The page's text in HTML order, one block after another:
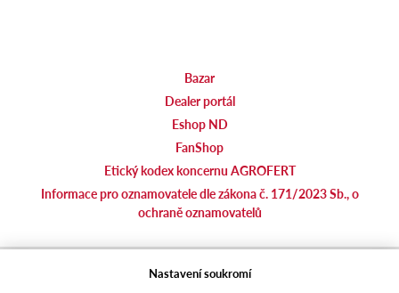
Bazar
Dealer portál
Eshop ND
FanShop
Etický kodex koncernu AGROFERT
Informace pro oznamovatele dle zákona č. 171/2023 Sb., o
ochraně oznamovatelů
agrotec.cz
Nastavení soukromí